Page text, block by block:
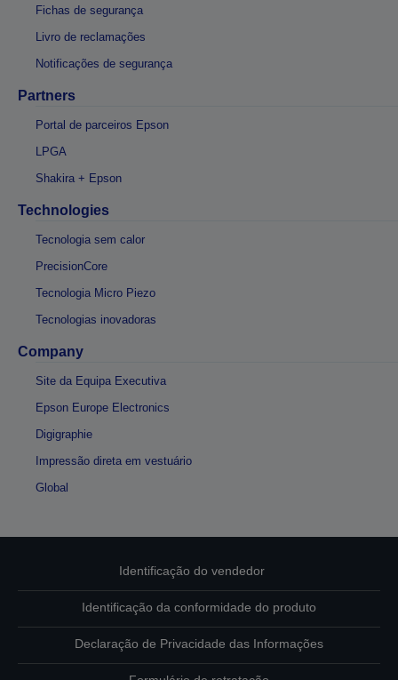
Fichas de segurança
Livro de reclamações
Notificações de segurança
Partners
Portal de parceiros Epson
LPGA
Shakira + Epson
Technologies
Tecnologia sem calor
PrecisionCore
Tecnologia Micro Piezo
Tecnologias inovadoras
Company
Site da Equipa Executiva
Epson Europe Electronics
Digigraphie
Impressão direta em vestuário
Global
Identificação do vendedor
Identificação da conformidade do produto
Declaração de Privacidade das Informações